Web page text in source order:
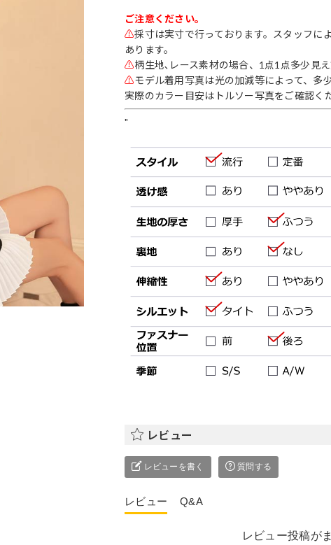
ご注意ください。
⚠採寸は実寸で行っております。スタッフに
あります。
⚠柄生地､レース素材の場合、1点1点多少見え
⚠モデル着用写真は光の加減等によって、多
実際のカラー目安はトルソー写真をご確認く
"
レビュー
レビューを書く 質問する
レビュー Q&A
レビュー投稿が